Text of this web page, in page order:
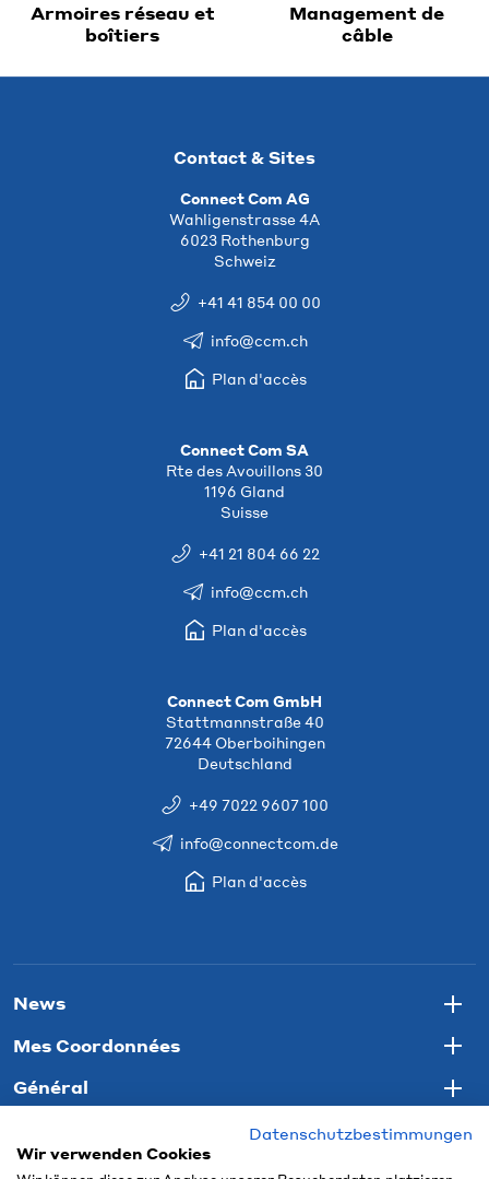
Armoires réseau et
boîtiers
Management de
câble
Contact & Sites
Connect Com AG
Wahligenstrasse 4A
6023 Rothenburg
Schweiz
+41 41 854 00 00
info@ccm.ch
Plan d'accès
Connect Com SA
Rte des Avouillons 30
1196 Gland
Suisse
+41 21 804 66 22
info@ccm.ch
Plan d'accès
Connect Com GmbH
Stattmannstraße 40
72644 Oberboihingen
Deutschland
+49 7022 9607 100
info@connectcom.de
Plan d'accès
News
Mes Coordonnées
Général
Datenschutzbestimmungen
Wir verwenden Cookies